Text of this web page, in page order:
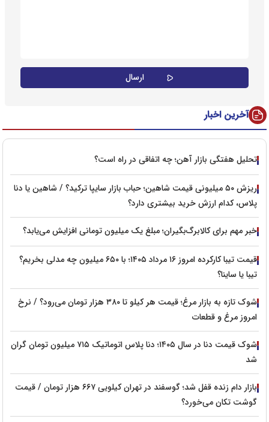
آخرین اخبار
تحلیل هفتگی بازار آهن؛ چه اتفاقی در راه است؟
ریزش ۵۰ میلیونی قیمت شاهین؛ حباب بازار سایپا ترکید؟ / شاهین یا دنا
پلاس، کدام ارزش خرید بیشتری دارد؟
خبر مهم برای کالابرگ‌بگیران؛ مبلغ یک میلیون تومانی افزایش می‌یابد؟
قیمت تیبا کارکرده امروز ۱۶ مرداد ۱۴۰۵؛ با ۶۵۰ میلیون چه مدلی بخریم؟
تیبا یا ساینا؟
شوک تازه به بازار مرغ؛ قیمت هر کیلو تا ۳۸۰ هزار تومان می‌رود؟ / نرخ
امروز مرغ و قطعات
شوک قیمت دنا در سال ۱۴۰۵؛ دنا پلاس اتوماتیک ۷۱۵ میلیون تومان گران
شد
بازار دام زنده قفل شد؛ گوسفند در تهران کیلویی ۶۶۷ هزار تومان / قیمت
گوشت تکان می‌خورد؟